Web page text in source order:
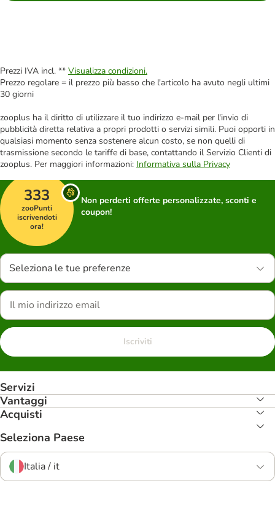
Prezzi IVA incl. ** Visualizza condizioni.
Prezzo regolare = il prezzo più basso che l'articolo ha avuto negli ultimi
30 giorni
zooplus ha il diritto di utilizzare il tuo indirizzo e-mail per l'invio di
pubblicità diretta relativa a propri prodotti o servizi simili. Puoi opporti in
qualsiasi momento senza sostenere alcun costo, se non quelli di
trasmissione secondo le tariffe di base, contattando il Servizio Clienti di
zooplus. Per maggiori informazioni: Informativa sulla Privacy
333
zooPunti
iscrivendoti
ora!
Non perderti offerte personalizzate, sconti e
coupon!
Seleziona le tue preferenze
Iscriviti
Servizi
Vantaggi
Acquisti
Seleziona Paese
Italia / it